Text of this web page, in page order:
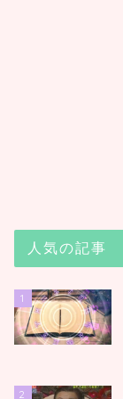
人気の記事
1
2